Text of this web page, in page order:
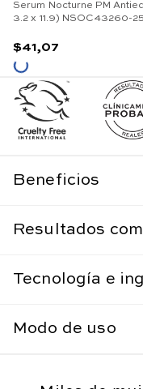
Serum Nocturne PM
3.2 x 11.9) NSOC43260-
$41,07
Beneficios
Resultados
Tecnología e
Modo de uso